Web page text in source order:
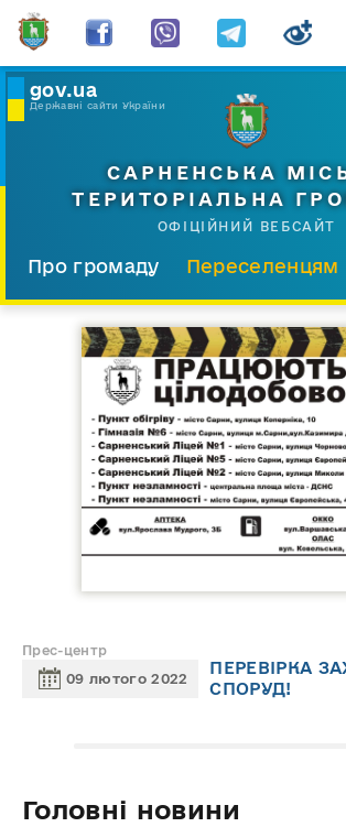
gov.ua
Державні сайти України
САРНЕНСЬКА
ТЕРИТОРІАЛЬНА
ОФІЦІЙНИЙ ВЕБСАЙТ
Про громаду
Переселенцям
Прес-центр
Прес-центр
09 лютого 2022
ПЕРЕВІРКА
СПОРУД!
Головні новини